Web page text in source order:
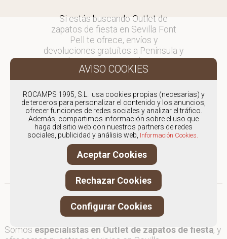
Si estás buscando Outlet de
zapatos de fiesta en Sevilla Font
Pell te ofrece, envíos y
devoluciones gratuítos a Península y
consultar
en comercial@fontpell.com.
Los envíos a Sevilla gestionados
entre semana se entregarán en
menos de 48 horas; los pedidos
realizados en fin de semana, el
producto se enviará a partir del
lunes.
Somos especialistas en Outlet de zapatos de fiesta, y
ROCAMPS 1995, S.L. usa cookies propias (necesarias) y
de terceros para personalizar el contenido y los anuncios,
ofrecer funciones de redes sociales y analizar el tráfico.
Además, compartimos información sobre el uso que
haga del sitio web con nuestros partners de redes
sociales, publicidad y análisis web, Información Cookies.
Aceptar Cookies
Rechazar Cookies
Configurar Cookies